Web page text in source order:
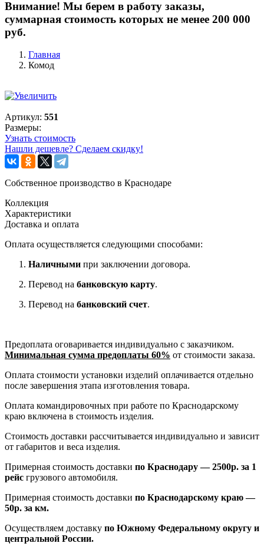
Внимание! Мы берем в работу заказы,
суммарная стоимость которых не менее 200 000
руб.
Главная
Комод
Артикул: 551
Размеры:
Узнать стоимость
Нашли дешевле? Сделаем скидку!
Собственное производство в Краснодаре
Коллекция
Характеристики
Доставка и оплата
Оплата осуществляется следующими способами:
Наличными при заключении договора.
Перевод на банковскую карту.
Перевод на банковский счет.
Предоплата оговаривается индивидуально с заказчиком.
Минимальная сумма предоплаты 60% от стоимости заказа.
Оплата стоимости установки изделий оплачивается отдельно
после завершения этапа изготовления товара.
Оплата командировочных при работе по Краснодарскому
краю включена в стоимость изделия.
Стоимость доставки рассчитывается индивидуально и зависит
от габаритов и веса изделия.
Примерная стоимость доставки по Краснодару — 2500р. за 1
рейс грузового автомобиля.
Примерная стоимость доставки по Краснодарскому краю —
50р. за км.
Осуществляем доставку по Южному Федеральному округу и
центральной России.